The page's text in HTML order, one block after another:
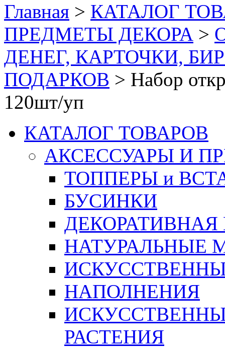
Главная > КАТАЛОГ
ПРЕДМЕТЫ ДЕКОРА >
ДЕНЕГ, КАРТОЧКИ,
ПОДАРКОВ > Набор
120шт/уп
КАТАЛОГ ТОВАРОВ
АКСЕССУАРЫ И
ТОППЕРЫ и
БУСИНКИ
ДЕКОРАТИВНАЯ
НАТУРАЛЬНЫЕ
НАПОЛНЕНИЯ
РАСТЕНИЯ